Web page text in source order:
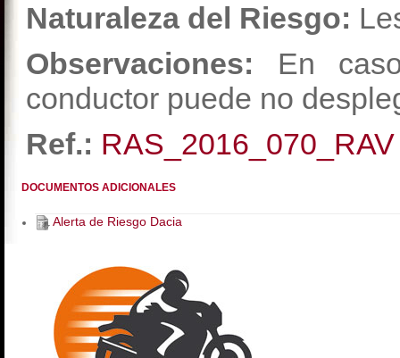
Naturaleza del Riesgo:
Observaciones: En
conductor puede no
Ref.: RAS_2016_070_RAV
DOCUMENTOS ADICIONALES
Alerta de Riesgo Dacia